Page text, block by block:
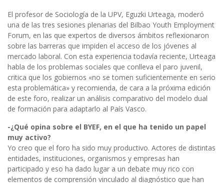
El profesor de Sociología de la UPV, Eguzki Urteaga, moderó
una de las tres sesiones plenarias del Bilbao Youth Employment
Forum, en las que expertos de diversos ámbitos reflexionaron
sobre las barreras que impiden el acceso de los jóvenes al
mercado laboral. Con esta experiencia todavía reciente, Urteaga
habla de los problemas sociales que conlleva el paro juvenil,
critica que los gobiernos «no se tomen suficientemente en serio
esta problemática» y recomienda, de cara a la próxima edición
de este foro, realizar un análisis comparativo del modelo dual
de formación para adaptarlo al País Vasco.
-¿Qué opina sobre el BYEF, en el que ha tenido un papel
muy activo?
Yo creo que el foro ha sido muy productivo. Actores de distintas
entidades, instituciones, organismos y empresas han
participado y eso ha dado lugar a un debate muy rico con
elementos de comprensión vinculado al diagnóstico que han